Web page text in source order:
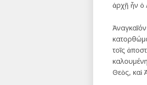
ἀρχῇ ἦν ὁ
τοῖς
Θεὸς, καὶ